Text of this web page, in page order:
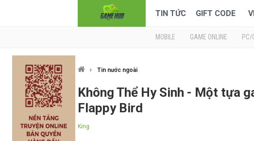
TIN TỨC GIFT CODE
MOBILE GAME ONLINE PC/
Tin nước ngoài
Không Thể Hy Sinh - Một tựa
Flappy Bird
King